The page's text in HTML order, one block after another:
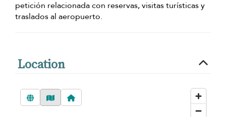
petición relacionada con reservas, visitas turísticas y
traslados al aeropuerto.
Location